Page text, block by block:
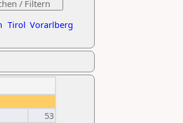
Tirol Vorarlberg
53